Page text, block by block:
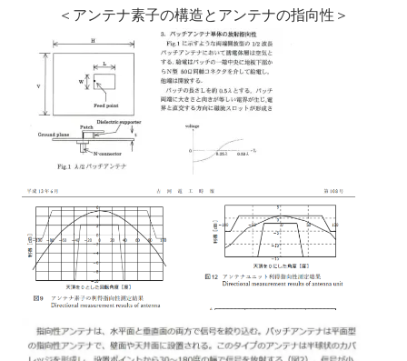
＜アンテナ素子の構造とアンテナの指向性＞